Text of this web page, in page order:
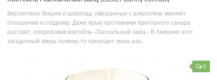
Вкуснятина! Вишня и шоколад, смешанные с алкоголем, меняют
отношение к сладкому. Даже ярые противники приторного сахара
растают, попробовав коктейль «Пасхальный заяц». В Америке этот
загадочный зверь почему-то приходит лишь раз...
0